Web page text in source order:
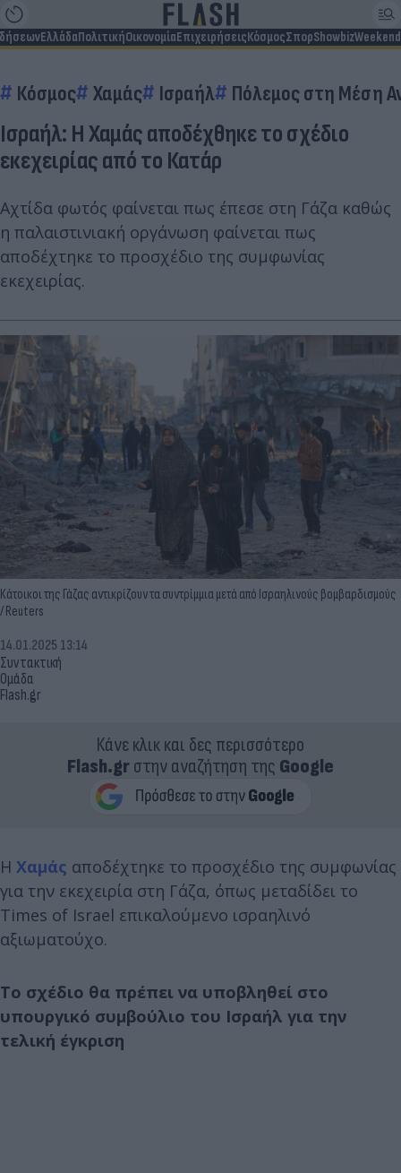
ΕλλάδαΠολιτικήΟικονομίαΕπιχειρήσειςΚόσμοςΣπορShowbizWeekend
Κόσμος Χαμάς Ισραήλ Πόλεμος στη Μέση
Ισραήλ: Η Χαμάς αποδέχθηκε το σχέδιο
εκεχειρίας από το Κατάρ
Αχτίδα φωτός φαίνεται πως έπεσε στη Γάζα καθώς
η παλαιστινιακή οργάνωση φαίνεται πως
αποδέχτηκε το προσχέδιο της συμφωνίας
εκεχειρίας.
Κάτοικοι της Γάζας αντικρίζουν τα συντρίμμια μετά από Ισραηλινούς βομβαρδισμούς
/ Reuters
Συντακτική
Ομάδα
Flash.gr
14.01.2025 13:14
Κάνε κλικ και δες περισσότερο
Flash.grστην αναζήτηση της Google
Η Χαμάς αποδέχτηκε το προσχέδιο της συμφωνίας
για την εκεχειρία στη Γάζα, όπως μεταδίδει το
Times of Israel επικαλούμενο ισραηλινό
αξιωματούχο.
Το σχέδιο θα πρέπει να υποβληθεί στο
υπουργικό συμβούλιο του Ισραήλ για την
τελική έγκριση